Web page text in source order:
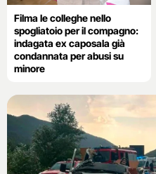
Filma le colleghe nello
spogliatoio per il compagno:
indagata ex caposala già
condannata per abusi su
minore